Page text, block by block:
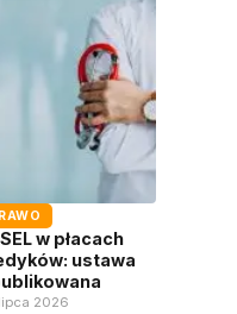
w płacach
ustawa
2026